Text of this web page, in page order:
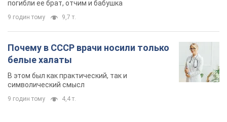
погибли ее брат, отчим и бабушка
9 годин тому 9,7 т.
Почему в СССР врачи носили только
белые халаты
В этом был как практический, так и
символический смысл
9 годин тому 4,4 т.